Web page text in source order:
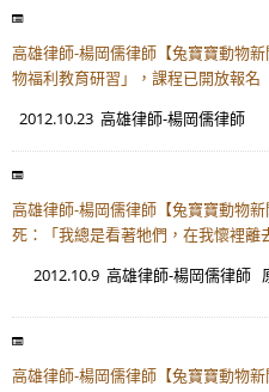
高雄律師-楊岡儒律師【兔寶寶動物
物福利教育研習」，課程已開放報名
2012.10.23 高雄律師-楊岡儒律師
高雄律師-楊岡儒律師【兔寶寶動物
死：「我總是看著牠們，在我懷裡離
2012.10.9 高雄律師-楊岡儒律師
高雄律師-楊岡儒律師【兔寶寶動物